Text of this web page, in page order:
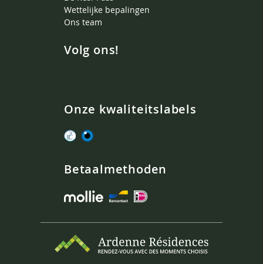
Wettelijke bepalingen
Ons team
Volg ons!
Onze kwaliteitslabels
Betaalmethoden